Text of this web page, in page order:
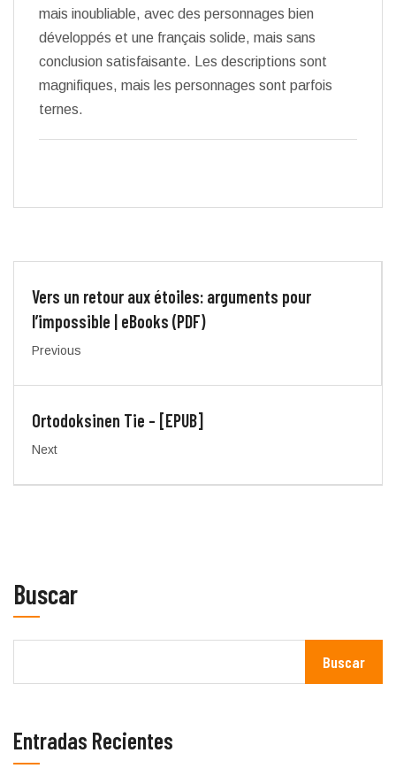
mais inoubliable, avec des personnages bien
développés et une français solide, mais sans
conclusion satisfaisante. Les descriptions sont
magnifiques, mais les personnages sont parfois
ternes.
Vers un retour aux étoiles: arguments pour
l’impossible | eBooks (PDF)
Previous
Ortodoksinen Tie – [EPUB]
Next
Buscar
Buscar
Entradas Recientes